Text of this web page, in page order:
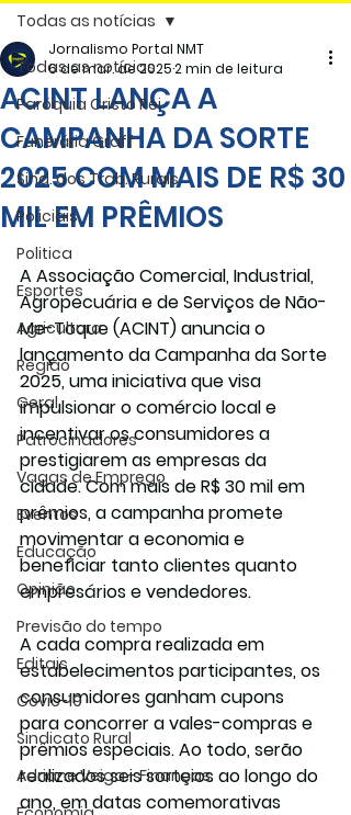
Todas as notícias
Paróquia Cristo Rei
Funerária Gräff
Sind. dos Trab. Rurais
Policiais
Politica
Esportes
Agricultura
Região
Geral
Patrocinadores
Vagas de Emprego
Eventos
Educação
Opinião
Previsão do tempo
Editais
Covic-19
Sindicato Rural
Adriane Veiga - Finanças
Todas as notícias
ACINT LANÇA A
CAMPANHA DA SORTE
2025 COM MAIS DE R$ 30
MIL EM PRÊMIOS
Jornalismo Portal NMT
6 de mar. de 20252 min de leitura
A Associação Comercial, Industrial,
Agropecuária e de Serviços de Não-
Me-Toque (ACINT) anuncia o
lançamento da Campanha da Sorte
2025, uma iniciativa que visa
impulsionar o comércio local e
incentivar os consumidores a
prestigiarem as empresas da
cidade. Com mais de R$ 30 mil em
prêmios, a campanha promete
movimentar a economia e
beneficiar tanto clientes quanto
empresários e vendedores.
A cada compra realizada em
estabelecimentos participantes, os
consumidores ganham cupons
para concorrer a vales-compras e
prêmios especiais. Ao todo, serão
realizados seis sorteios ao longo do
ano, em datas comemorativas